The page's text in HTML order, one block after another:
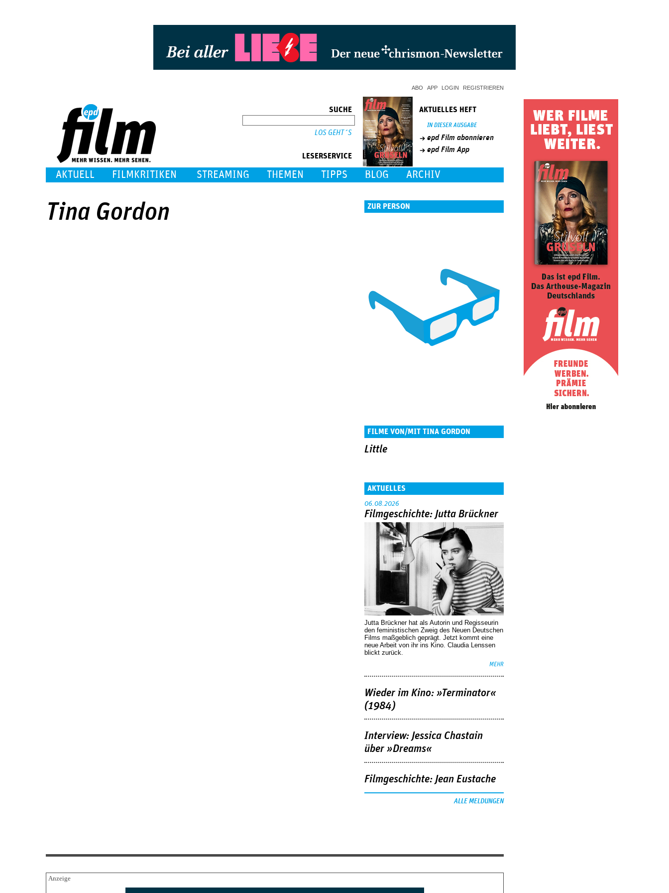
ABO APP LOGIN REGISTRIEREN
SUCHE
LESERSERVICE
AKTUELLES HEFT
IN DIESER AUSGABE
epd Film abonnieren
epd Film App
AKTUELL FILMKRITIKEN STREAMING THEMEN TIPPS BLOG ARCHIV
Tina Gordon ZUR PERSON
FILME VON/MIT TINA GORDON
Little
AKTUELLES
06.08.2026
Filmgeschichte: Jutta Brückner
Jutta Brückner hat als Autorin und Regisseurin
den feministischen Zweig des Neuen Deutschen
Films maßgeblich geprägt. Jetzt kommt eine
neue Arbeit von ihr ins Kino. Claudia Lenssen
blickt zurück.
MEHR
Wieder im Kino: »Terminator«
(1984)
Interview: Jessica Chastain
über »Dreams«
Filmgeschichte: Jean Eustache
ALLE MELDUNGEN